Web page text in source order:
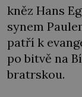
kněz Hans
synem
patří k
po bitvě na
bratrskou.